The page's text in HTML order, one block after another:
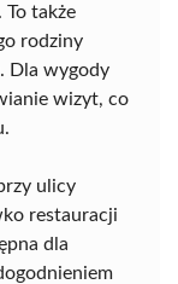
także
rodziny
Dla wygody
wizyt, co
ulicy
restauracji
dla